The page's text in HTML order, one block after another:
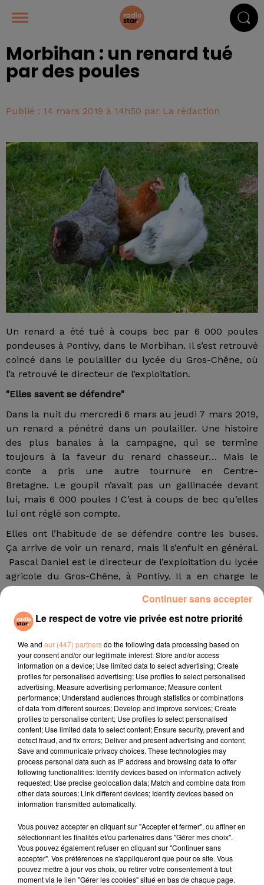
Morbihan : un renard tué
par des poules
Publié : 14 mars 2019 à 14h50 par La rédaction
Un renard a été tué à coups bec par 6 000 poules
pondeuses à Pontivy, dans le Morbihan. Il s’est retrouvé
coincé dans le poulailler du lycée du Gros-Chêne, où
l’a retrouvé le directeur de l’exploitation.
"Elles savent se défendre"
Dans la nuit du mercredi 6 mars au jeudi 7 mars 2019,
un renard a pénétré dans un poulailler. Une histoire
des plus banales à la campagne, qui se termine
toujours à la faveur du renard chasseur… Mais le
conte a pris une autre tournure en Centre-
Bretagne. Le goupil n’avait pas un gallinacée devant
lui, mais 6 000 poules ! C’est à coups de bec qu’elles
lui ont réglé son compte.
Elles ont l’habitude de se défendre contre les buses.
Ça arrive de voir un renard, mais il s’enfuit en général.
Pascal Daniel est le directeur de l’exploitation du lycée
agricole du Gros-Chêne, à Pontivy. Il a en charge le
bonne tenue du poulailler de poules pondeuses bio,
Un coup de projecteur
Ouest-France, RTL, la revue de presse de Claude
Askolovitch sur France Inter… De
nombreux médiasreviennent sur cette histoire drôle
campagnarde, ce mardi 12 mars. Pascal Daniel n’en
revient pas. Un sacré coup de projecteur pour le
poulailler bio.
Les poules n’ont pas été stressées par cette
mésaventure, cette leçon de survie. Elles pondent
toujours leurs précieux oeufs bio, distribués
localement par Ovogallia. Un modèle d’économie
circulaire.
fil actus
4 juillet 2022
Radio Star Live avec Dadju
27 juin 2022
Le respect de votre vie privée est notre priorité
We and our (447) partnersdo the following data processing based on
your consent and/or our legitimate interest: Store and/or access
information on a device; Use limited data to select advertising; Create
profiles for personalised advertising; Use profiles to select personalised
advertising; Measure advertising performance; Measure content
performance; Understand audiences through statistics or combinations
of data from different sources; Develop and improve services; Create
profiles to personalise content; Use profiles to select personalised
content; Use limited data to select content; Ensure security, prevent and
detect fraud, and fix errors; Deliver and present advertising and content;
Save and communicate privacy choices. These technologies may
process personal data such as IP address and browsing data to offer
following functionalities: Identify devices based on information actively
requested; Use precise geolocation data; Match and combine data from
other data sources; Link different devices; Identify devices based on
information transmitted automatically.
Vous pouvez accepter en cliquant sur "Accepter et fermer", ou affiner en
sélectionnant les finalités et/ou partenaires dans "Gérer mes choix".
Vous pouvez également refuser en cliquant sur "Continuer sans
accepter". Vos préférences ne s'appliqueront que pour ce site. Vous
pouvez mettre à jour vos choix, ou retirer votre consentement à tout
moment via le lien "Gérer les cookies" situé en bas de chaque page.
Continuer sans accepter